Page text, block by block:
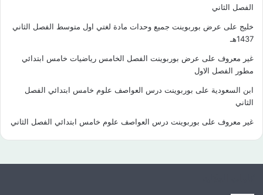
الفصل الثاني
خليج على عرض بوربوينت جميع وحدات مادة لغتي اول متوسط الفصل الثاني
1437هـ
غير معروف على عرض بوربوينت الفصل الخامس رياضيات خامس ابتدائي
مطور الفصل الاول
ابن السعودية على بوربوينت درس العواصف علوم خامس ابتدائي الفصل
الثاني
غير معروف على بوربوينت درس العواصف علوم خامس ابتدائي الفصل الثاني